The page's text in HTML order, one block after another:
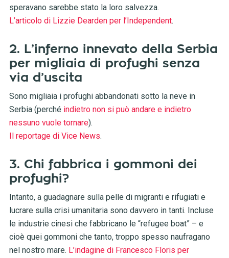
speravano sarebbe stato la loro salvezza.
L’articolo di Lizzie Dearden per l’Independent.
2. L’inferno innevato della Serbia
per migliaia di profughi senza
via d’uscita
Sono migliaia i profughi abbandonati sotto la neve in
Serbia (perché indietro non si può andare e indietro
nessuno vuole tornare).
Il reportage di Vice News.
3. Chi fabbrica i gommoni dei
profughi?
Intanto, a guadagnare sulla pelle di migranti e rifugiati e
lucrare sulla crisi umanitaria sono davvero in tanti. Incluse
le industrie cinesi che fabbricano le “refugee boat” – e
cioè quei gommoni che tanto, troppo spesso naufragano
nel nostro mare. L’indagine di Francesco Floris per